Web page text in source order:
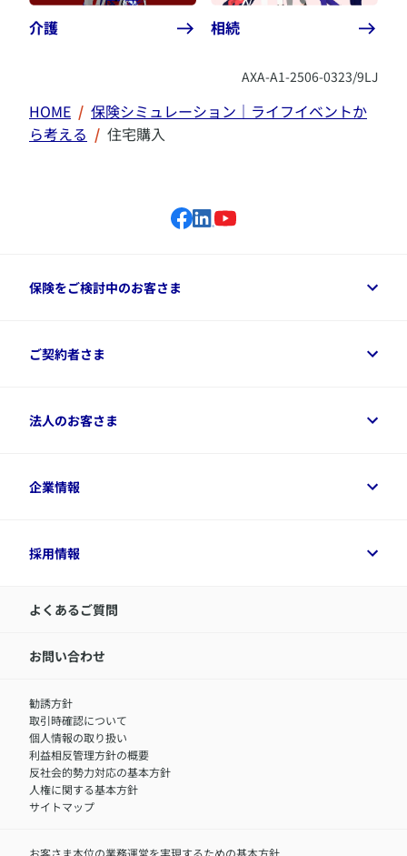
介護 相続
AXA-A1-2506-0323/9LJ
HOME
保険シミュレーション｜ライフイベントか
ら考える
住宅購入
保険をご検討中のお客さま
保険をご検討中のお客さまトップ
資料請求
変額保険各種情報
ご契約者さま
ご契約者さまトップ
デジタル約款
令和8年（2026年）分の生命保険料控除証明書について
アクサのネット完結保険（旧アクサダイレクト生命）
法人のお客さま
法人のお客さまトップ
経営者サポートサービス
企業情報
企業情報トップ
アクサ生命が選ばれる理由
IR情報
サステナビリティの取り組み
​お客さまを金融犯罪からお守りするために
アクサグループについて
採用情報
採用情報トップ
中途採用：内勤正社員
職）
中途採用：フィナンシャルプラン・アドバイザー（営業職）
障害者採用
よくあるご質問
お問い合わせ
勧誘方針
取引時確認について
個人情報の取り扱い
利益相反管理方針の概要
反社会的勢力対応の基本方針
人権に関する基本方針
サイトマップ